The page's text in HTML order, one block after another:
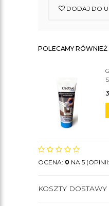
DODAJ DO
POLECAMY RÓWNIEŻ
OCENA: 0 NA 5
KOSZTY DOSTAWY